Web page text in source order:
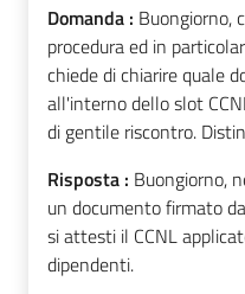
Domanda : Buongiorno,
procedura ed in
chiede di chiarire quale
all'interno dello slot
di gentile riscontro.
Risposta : Buongiorno,
un documento firmato
si attesti il CCNL
dipendenti.